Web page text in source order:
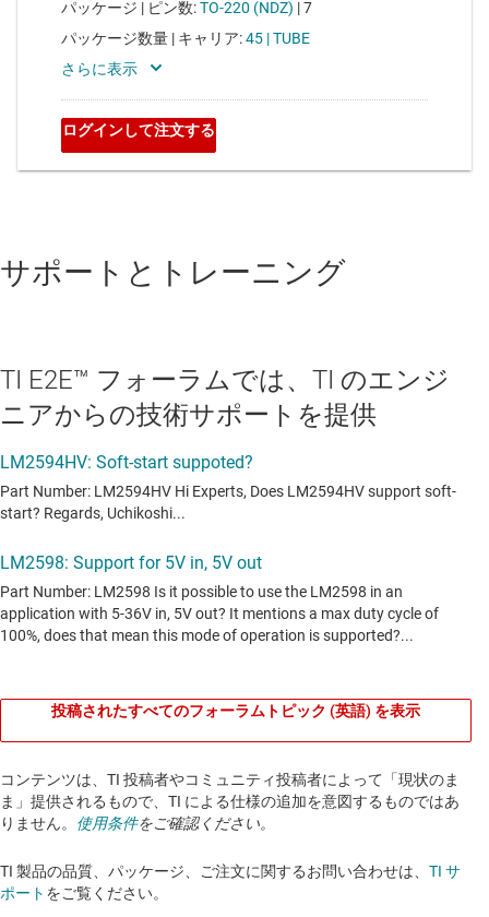
サポートとトレーニング
TI E2E™ フォーラムでは、TI のエンジ
ニアからの技術サポートを提供
投稿されたすべてのフォーラムトピック (英語) を表示
コンテンツは、TI 投稿者やコミュニティ投稿者によって「現状のま
ま」提供されるもので、TI による仕様の追加を意図するものではあ
りません。 使用条件をご確認ください。
TI 製品の品質、パッケージ、ご注文に関するお問い合わせは、 TI サ
ポート をご覧ください。​​​​​​​​​​​​​​